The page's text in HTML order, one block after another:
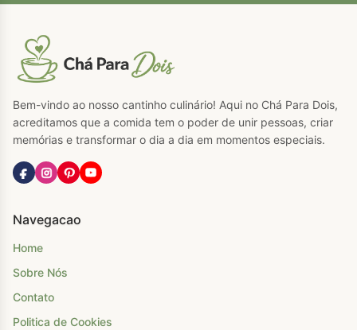
Bem-vindo ao nosso cantinho culinário! Aqui no Chá Para Dois,
acreditamos que a comida tem o poder de unir pessoas, criar
memórias e transformar o dia a dia em momentos especiais.
Navegacao
Home
Sobre Nós
Contato
Politica de Cookies